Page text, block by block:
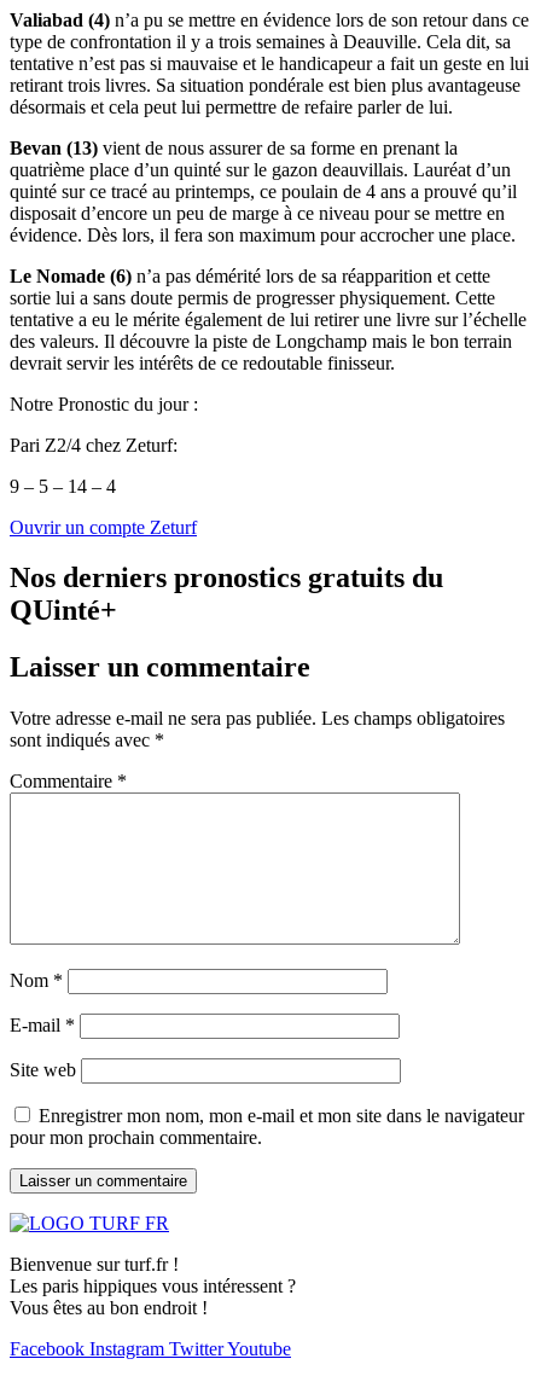
Valiabad (4) n’a pu se mettre en évidence lors de son retour dans ce
type de confrontation il y a trois semaines à Deauville. Cela dit, sa
tentative n’est pas si mauvaise et le handicapeur a fait un geste en lui
retirant trois livres. Sa situation pondérale est bien plus avantageuse
désormais et cela peut lui permettre de refaire parler de lui.
Bevan (13) vient de nous assurer de sa forme en prenant la
quatrième place d’un quinté sur le gazon deauvillais. Lauréat d’un
quinté sur ce tracé au printemps, ce poulain de 4 ans a prouvé qu’il
disposait d’encore un peu de marge à ce niveau pour se mettre en
évidence. Dès lors, il fera son maximum pour accrocher une place.
Le Nomade (6) n’a pas démérité lors de sa réapparition et cette
sortie lui a sans doute permis de progresser physiquement. Cette
tentative a eu le mérite également de lui retirer une livre sur l’échelle
des valeurs. Il découvre la piste de Longchamp mais le bon terrain
devrait servir les intérêts de ce redoutable finisseur.
Notre Pronostic du jour :
Pari Z2/4 chez Zeturf:
9 – 5 – 14 – 4
Ouvrir un compte Zeturf
Nos derniers pronostics gratuits du
QUinté+
Laisser un commentaire
Votre adresse e-mail ne sera pas publiée. Les champs obligatoires
sont indiqués avec *
Commentaire *
Nom *
E-mail *
Site web
Enregistrer mon nom, mon e-mail et mon site dans le navigateur
pour mon prochain commentaire.
Bienvenue sur turf.fr !
Les paris hippiques vous intéressent ?
Vous êtes au bon endroit !
Facebook Instagram TwitterYoutube